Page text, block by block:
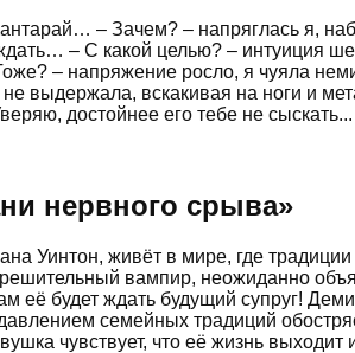
– Зачем? – напряглась я,
– С какой целью? – интуиция
– напряжение росло, я чуяла
выдержала, вскакивая на ноги и
достойнее его тебе не сыскать...
нервного срыва»
Уинтон, живёт в мире, где
вампир, неожиданно
её будет ждать будущий супруг!
семейных традиций
чувствует, что её жизнь